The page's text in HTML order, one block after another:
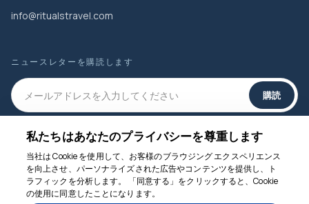
info@ritualstravel.com
ニュースレターを購読します
購読
ソーシャルメディア
私たちはあなたのプライバシーを尊重します
当社は Cookie を使用して、お客様のブラウジング エクスペリエンス
を向上させ、パーソナライズされた広告やコンテンツを提供し、ト
ラフィックを分析します。 「同意する」をクリックすると、Cookie
の使用に同意したことになります。
お手伝いします